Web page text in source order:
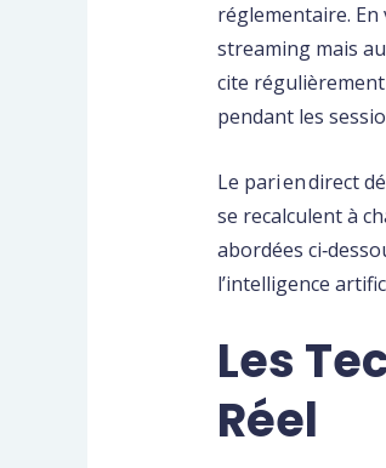
réglementaire.
streaming mais
cite
pendant les
Le pari en direct
se recalculent à
abordées
l’intelligence
Les
Réel